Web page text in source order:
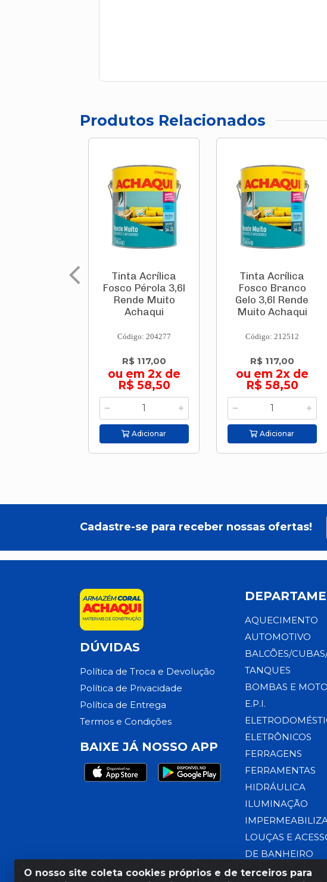
Produtos Relacionados
Tinta Acrílica
Fosco Pérola 3,6l
Rende Muito
Achaqui
Código: 204277
R$ 117,00
ou em 2x de
R$ 58,50
Adicionar
Tinta Acrílica
Fosco Branco
Gelo 3,6l Rende
Muito Achaqui
Código: 212512
R$ 117,00
ou em 2x de
R$ 58,50
Adicionar
O nosso site coleta cookies próprios e de terceiros para
Cadastre-se para receber nossas ofertas!
DÚVIDAS
Política de Troca e Devolução
Política de Privacidade
Política de Entrega
Termos e Condições
BAIXE JÁ NOSSO APP
AQUECIMENTO
AUTOMOTIVO
BALCÕES/
TANQUES
BOMBAS E
E.P.I.
ELETRÔNICOS
FERRAGENS
FERRAMENTAS
HIDRÁULICA
ILUMINAÇÃO
LOUÇAS E
DE BANHEIRO